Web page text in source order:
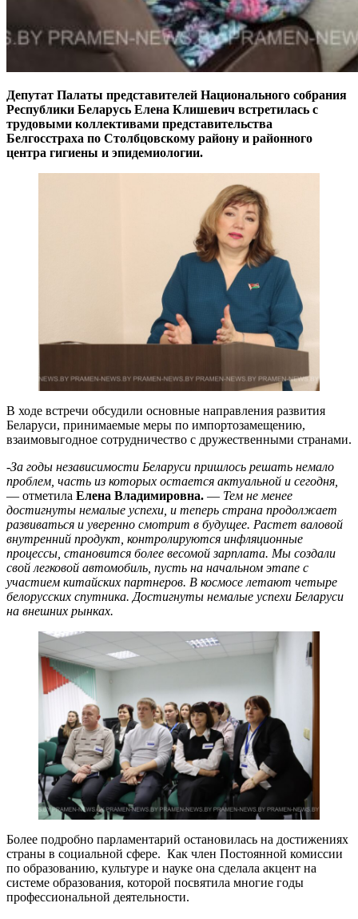
Депутат Палаты представителей Национального собрания
Республики Беларусь Елена Клишевич встретилась с
трудовыми коллективами представительства
Белгосстраха по Столбцовскому району и районного
центра гигиены и эпидемиологии.
В ходе встречи обсудили основные направления развития
Беларуси, принимаемые меры по импортозамещению,
взаимовыгодное сотрудничество с дружественными странами.
-За годы независимости Беларуси пришлось решать немало
проблем, часть из которых остается актуальной и сегодня,
— отметила Елена Владимировна. — Тем не менее
достигнуты немалые успехи, и теперь страна продолжает
развиваться и уверенно смотрит в будущее. Растет валовой
внутренний продукт, контролируются инфляционные
процессы, становится более весомой зарплата. Мы создали
свой легковой автомобиль, пусть на начальном этапе с
участием китайских партнеров. В космосе летают четыре
белорусских спутника. Достигнуты немалые успехи Беларуси
на внешних рынках.
Более подробно парламентарий остановилась на достижениях
страны в социальной сфере. Как член Постоянной комиссии
по образованию, культуре и науке она сделала акцент на
системе образования, которой посвятила многие годы
профессиональной деятельности.